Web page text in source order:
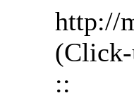
http://
::